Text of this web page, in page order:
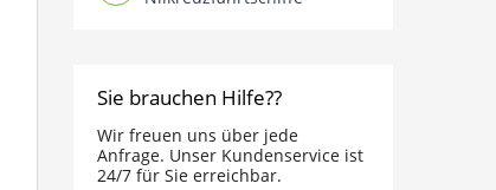
Sie brauchen Hilfe??
Wir freuen uns über jede
Anfrage. Unser Kundenservice ist
24/7 für Sie erreichbar.